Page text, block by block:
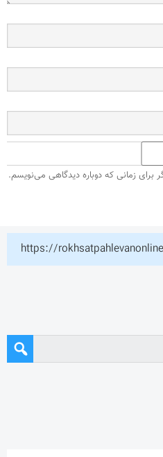
برای زمانی که دوباره دیدگاهی می‌نویسم.
https://